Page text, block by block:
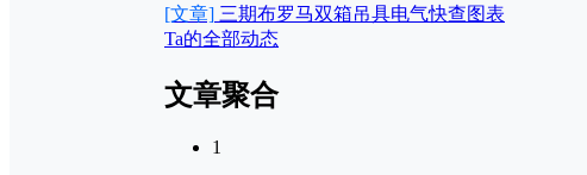
[文章] 三期布罗马双箱吊具电气快查图表
Ta的全部动态
文章聚合
1